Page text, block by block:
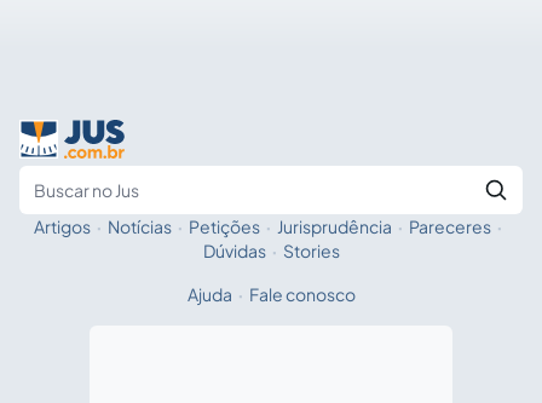
Fale com a IA
Artigos · Notícias · Petições · Jurisprudência · Pareceres ·
Dúvidas · Stories
Ajuda · Fale conosco